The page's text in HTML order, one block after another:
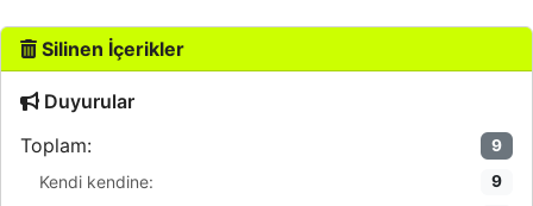
Silinen İçerikler
Duyurular
Toplam:
9
Kendi kendine: 9